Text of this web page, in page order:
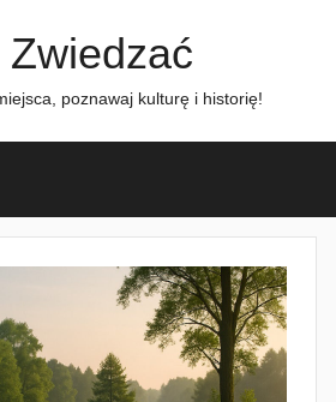
Zwiedzać
poznawaj kulturę i historię!